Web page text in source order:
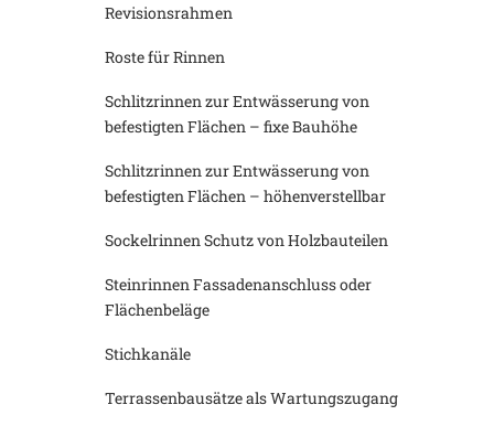
Revisionsrahmen
Roste für Rinnen
Schlitzrinnen zur Entwässerung von
befestigten Flächen – fixe Bauhöhe
Schlitzrinnen zur Entwässerung von
befestigten Flächen – höhenverstellbar
Sockelrinnen Schutz von Holzbauteilen
Steinrinnen Fassadenanschluss oder
Flächenbeläge
Stichkanäle
Terrassenbausätze als Wartungszugang